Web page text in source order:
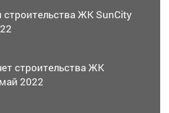
строительства ЖК SunCity
строительства ЖК
2022